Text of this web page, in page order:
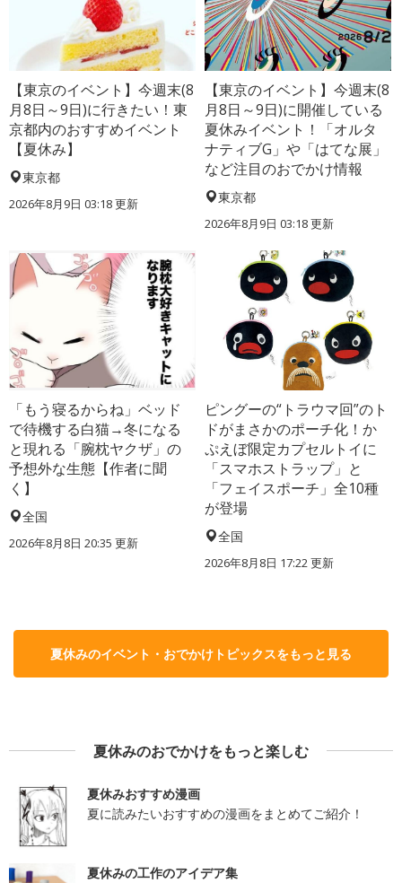
【東京のイベント】今週末(8
月8日～9日)に行きたい！東
京都内のおすすめイベント
【夏休み】
東京都
2026年8月9日 03:18更新
【東京のイベント】今週末(8
月8日～9日)に開催している
夏休みイベント！「オルタ
ナティブG」や「はてな展」
など注目のおでかけ情報
東京都
2026年8月9日 03:18更新
「もう寝るからね」ベッド
で待機する白猫→冬になる
と現れる「腕枕ヤクザ」の
予想外な生態【作者に聞
く】
全国
2026年8月8日 20:35 更新
ピングーの“トラウマ回”のト
ドがまさかのポーチ化！か
ぷえぼ限定カプセルトイに
「スマホストラップ」と
「フェイスポーチ」全10種
が登場
全国
2026年8月8日 17:22 更新
夏休みのイベント・おでかけトピックスをもっと見る
夏休みのおでかけをもっと楽しむ
夏休みおすすめ漫画
夏に読みたいおすすめの漫画をまとめてご紹介！
夏休みの工作のアイデア集